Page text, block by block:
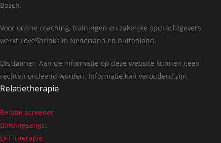
Bosch.
Voor online coaching, trainingen en zakelijke opdrachtgevers
werkt LoveShrinks in Nederland en buitenland.
Disclaimer: Aan de informatie op deze website kunnen geen
rechten ontleend worden. Informatie kan verouderd zijn.
Relatietherapie
Relatie screener
Bindingsangst
EFT Therapie